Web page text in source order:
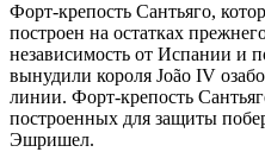
Форт-крепость Сантьяго,
построен на остатках
независимость от Испании и
вынудили короля João IV
линии. Форт-крепость
построенных для защиты
Эшришел.